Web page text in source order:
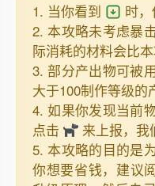
1. 当你看到
时
2. 本攻略未考虑暴
际消耗的材料会比
3. 部分产出物可被
大于100制作等级的
4. 如果你发现当前
点击
来上报，我
5. 本攻略的目的是
你想要省钱，建议